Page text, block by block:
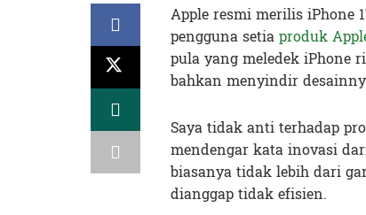
Apple resmi merilis iPhone
pengguna setiaproduk
pula yang meledek iPhone
bahkan menyindir
Saya tidak anti terhadap
mendengar kata inovasi
biasanya tidak lebih dari
dianggap tidak efisien.